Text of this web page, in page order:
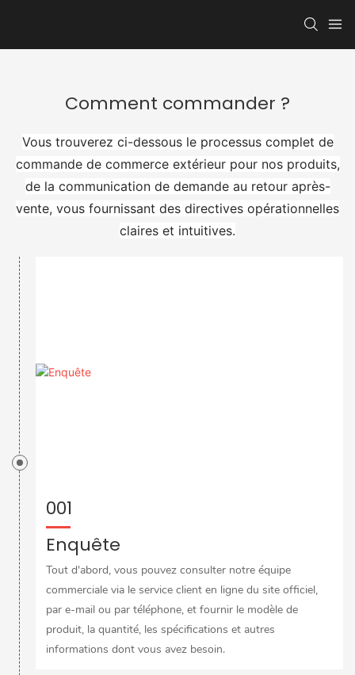
Comment commander ?
Vous trouverez ci-dessous le processus complet de
commande de commerce extérieur pour nos produits,
de la communication de demande au retour après-
vente, vous fournissant des directives opérationnelles
claires et intuitives.
001
Enquête
Tout d'abord, vous pouvez consulter notre équipe
commerciale via le service client en ligne du site officiel,
par e-mail ou par téléphone, et fournir le modèle de
produit, la quantité, les spécifications et autres
informations dont vous avez besoin.